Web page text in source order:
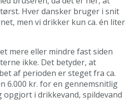
Hver dansker bruger i snit
men vi drikker kun ca. én liter
mere eller mindre fast siden
ikke. Det betyder, at
af perioden er steget fra ca.
6.000 kr. for en gennemsnitlig
i drikkevand, spildevand